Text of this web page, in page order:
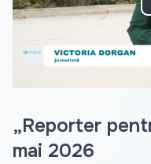
„Reporter
mai 2026